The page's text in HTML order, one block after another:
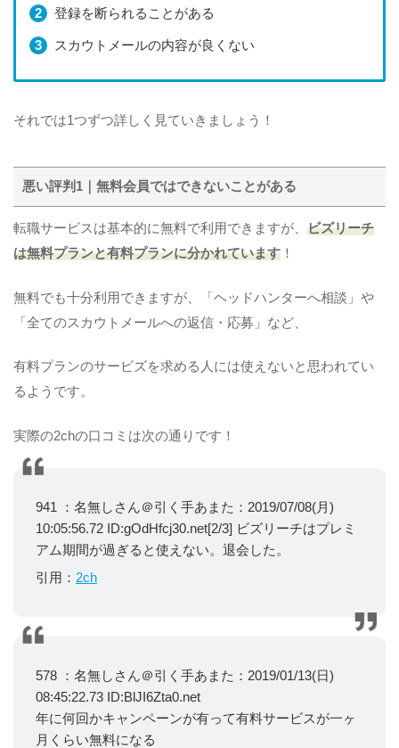
登録を断られることがある
スカウトメールの内容が良くない
それでは1つずつ詳しく見ていきましょう！
悪い評判1｜無料会員ではできないことがある
転職サービスは基本的に無料で利用できますが、 ビズリーチ
は無料プランと有料プランに分かれています ！
無料でも十分利用できますが、「ヘッドハンターへ相談」や
「全てのスカウトメールへの返信・応募」など、
有料プランのサービズを求める人には使えないと思われてい
るようです。
実際の2chの口コミは次の通りです！
941 ：名無しさん＠引く手あまた：2019/07/08(月)
10:05:56.72 ID:gOdHfcj30.net[2/3] ビズリーチはプレミ
アム期間が過ぎると使えない。退会した。
引用： 2ch
578 ：名無しさん＠引く手あまた：2019/01/13(日)
08:45:22.73 ID:BlJI6Zta0.net
年に何回かキャンペーンが有って有料サービスが一ヶ
月くらい無料になる